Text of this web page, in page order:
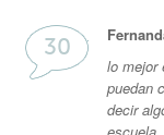
lo mejor
puedan
decir